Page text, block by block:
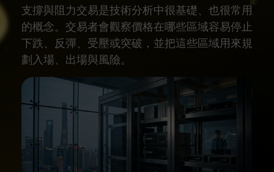
支撐與阻力交易是技術分析中很基礎、也很常用
的概念。交易者會觀察價格在哪些區域容易停止
下跌、反彈、受壓或突破，並把這些區域用來規
劃入場、出場與風險。